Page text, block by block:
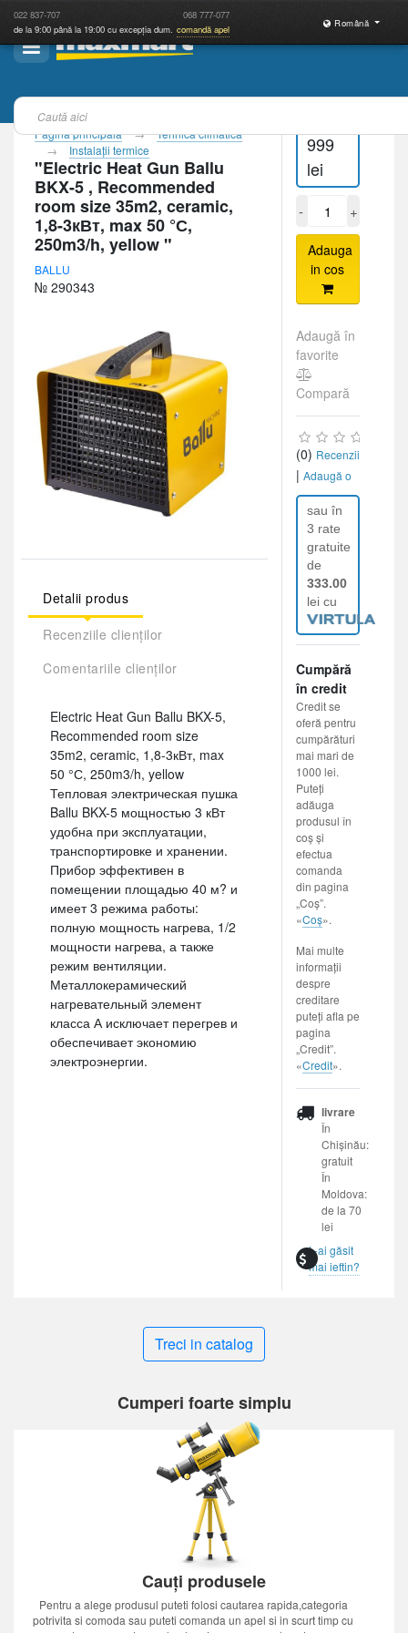
022 837-707 068 777-077
de la 9:00 până la 19:00 cu excepția dum. comandă apel
Română
Pagina principală
Tehnică climatică
Instalaţii termice
"Electric Heat Gun Ballu
BKX-5 , Recommended
room size 35m2, ceramic,
1,8-3кВт, max 50 °С,
250m3/h, yellow "
BALLU
№ 290343
Detalii produs
Recenziile clienților
Comentariile clienților
Electric Heat Gun Ballu BKX-5,
Recommended room size
35m2, ceramic, 1,8-3кВт, max
50 °С, 250m3/h, yellow
Тепловая электрическая пушка
Ballu BKX-5 мощностью 3 кВт
удобна при эксплуатации,
транспортировке и хранении.
Прибор эффективен в
помещении площадью 40 м? и
имеет 3 режима работы:
полную мощность нагрева, 1/2
мощности нагрева, а также
режим вентиляции.
Металлокерамический
нагревательный элемент
класса А исключает перегрев и
обеспечивает экономию
электроэнергии.
999
lei
- +
Adauga
in cos
Adaugă în
favorite
Compară
(0) Recenzii
| Adaugă o
recenzie
sau în
3 rate
gratuite
de
333.00
lei cu
Cumpără
în credit
Credit se
oferă pentru
cumpărături
mai mari de
1000 lei.
Puteți
adăuga
produsul în
coș și
efectua
comanda
din pagina
„Coș”.
«Coș».
Mai multe
informații
despre
creditare
puteți afla pe
pagina
„Credit”.
«Credit».
livrare
În
Chișinău:
gratuit
În
Moldova:
de la 70
lei
L-ai găsit
mai ieftin?
Treci in catalog
Cumperi foarte simplu
Cauți produsele
Pentru a alege produsul puteti folosi cautarea rapida,categoria
potrivita si comoda sau puteti comanda un apel si in scurt timp cu